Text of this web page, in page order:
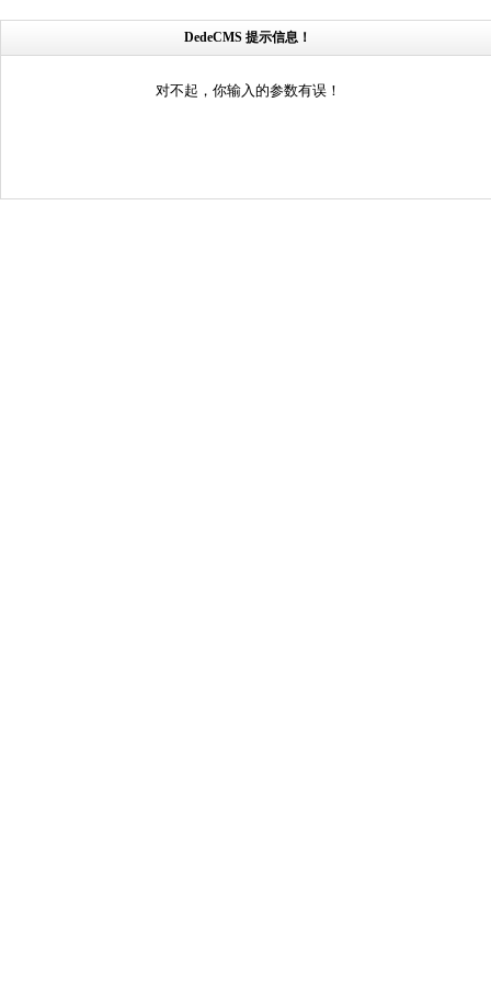
DedeCMS 提示信息！
对不起，你输入的参数有误！